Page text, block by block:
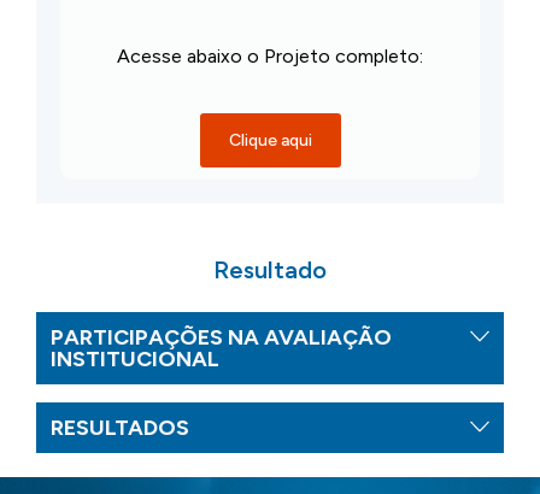
Acesse abaixo o Projeto completo:
Clique aqui
Resultado
PARTICIPAÇÕES NA AVALIAÇÃO
INSTITUCIONAL
RESULTADOS